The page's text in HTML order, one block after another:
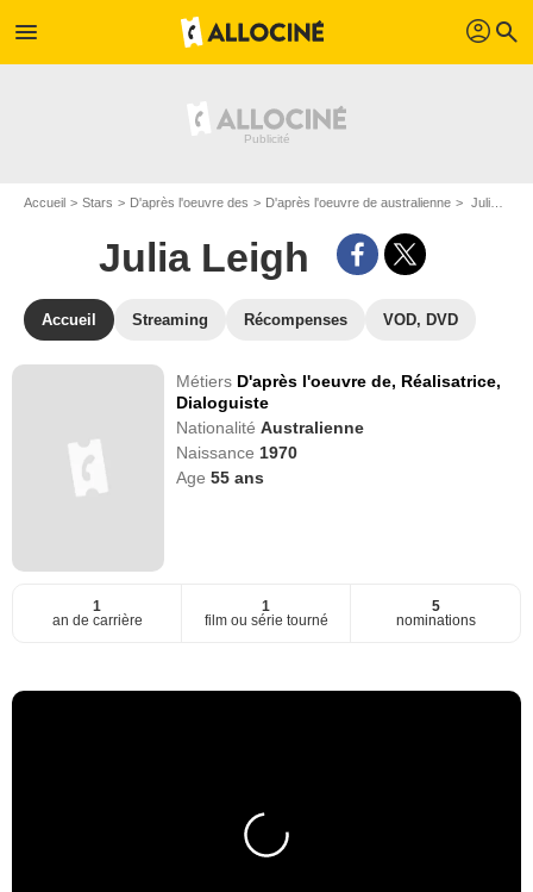
menu profil search
Accueil Stars D'après l'oeuvre des D'après l'oeuvre de australienne Julia Leigh
Julia Leigh
Accueil Streaming Récompenses VOD, DVD
Métiers D'après l'oeuvre de, Réalisatrice,
Dialoguiste
NationalitéAustralienne
Naissance 1970
Age55 ans
1
an de carrière
1
film ou série tourné
5
nominations